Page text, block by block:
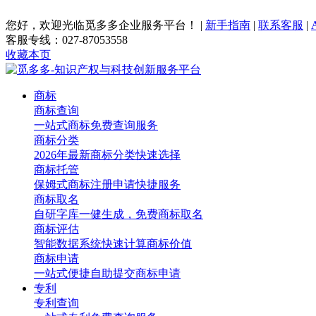
您好，欢迎光临觅多多企业服务平台！ | 新手指南 | 联系客服 |
客服专线：027-87053558
收藏本页
商标
商标查询
一站式商标免费查询服务
商标分类
2026年最新商标分类快速选择
商标托管
保姆式商标注册申请快捷服务
商标取名
自研字库一健生成，免费商标取名
商标评估
智能数据系统快速计算商标价值
商标申请
一站式便捷自助提交商标申请
专利
专利查询